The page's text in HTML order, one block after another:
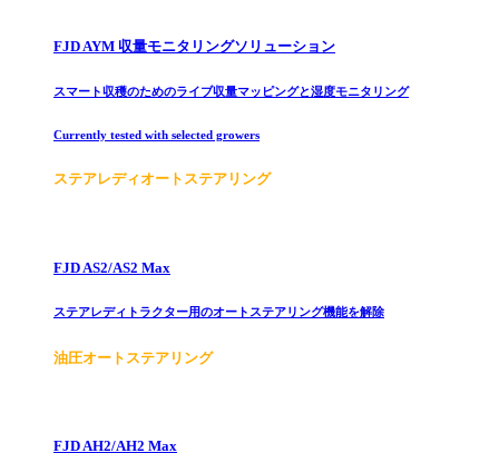
FJD AYM 収量モニタリングソリューション
スマート収穫のためのライブ収量マッピングと湿度モニタリング
Currently tested with selected growers
ステアレディオートステアリング
FJD AS2/AS2 Max
ステアレディトラクター用のオートステアリング機能を解除
油圧オートステアリング
FJD AH2/AH2 Max